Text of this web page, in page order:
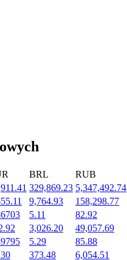
BRL RUB
329,869.23 5,347,492.74
9,764.93 158,298.77
5.11 82.92
3,026.20 49,057.69
5.29 85.88
373.48 6,054.51